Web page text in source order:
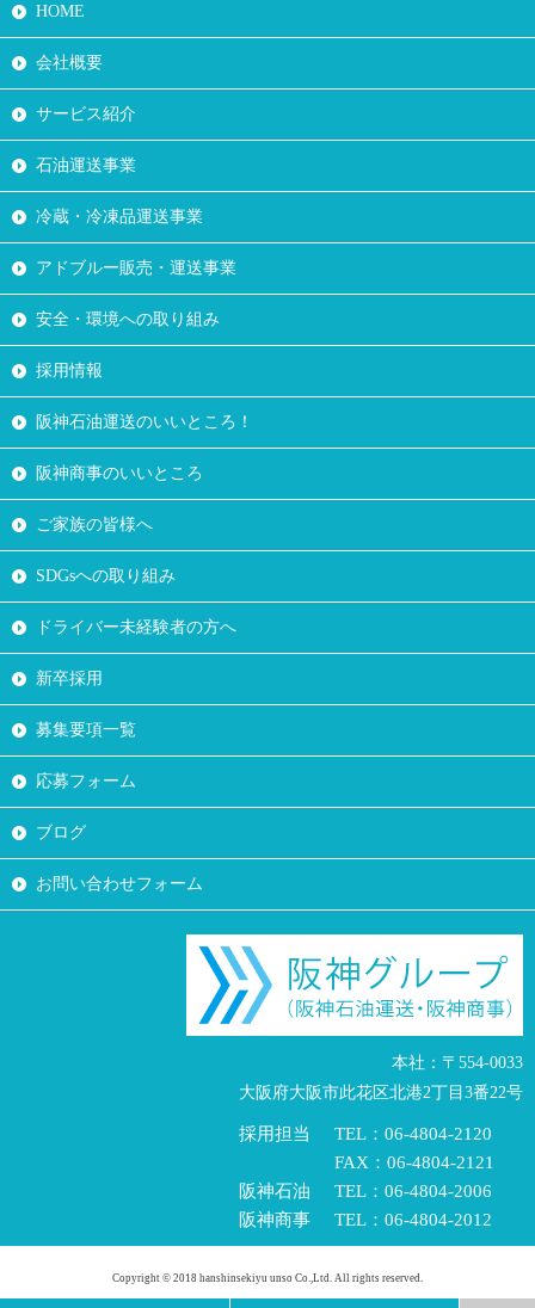
HOME
会社概要
サービス紹介
石油運送事業
冷蔵・冷凍品運送事業
アドブルー販売・運送事業
安全・環境への取り組み
採用情報
阪神石油運送のいいところ！
阪神商事のいいところ
ご家族の皆様へ
SDGsへの取り組み
ドライバー未経験者の方へ
新卒採用
募集要項一覧
応募フォーム
ブログ
お問い合わせフォーム
本社：〒554-0033
大阪府大阪市此花区北港2丁目3番22号
採用担当
TEL：06-4804-2120
FAX：06-4804-2121
阪神石油
TEL：06-4804-2006
阪神商事
TEL：06-4804-2012
Copyright © 2018 hanshinsekiyu unso Co.,Ltd. All rights reserved.